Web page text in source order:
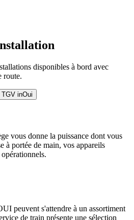
disponibles à bord avec
route.
TGV inOui
vous donne la puissance dont vous
à portée de main, vos appareils
peuvent s'attendre à un assortiment
de train présente une sélection